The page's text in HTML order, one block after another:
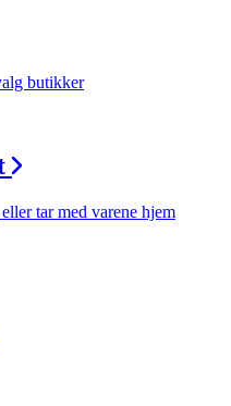
butikker
tar med varene hjem